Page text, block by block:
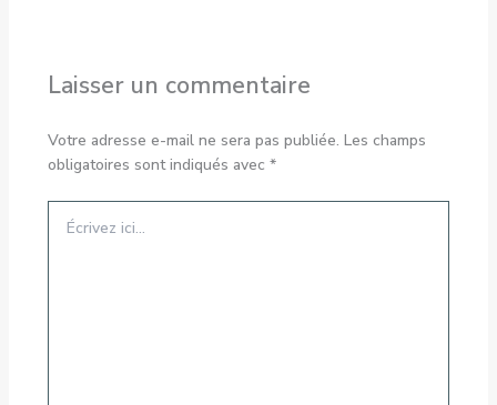
Laisser un commentaire
Votre adresse e-mail ne sera pas publiée. Les champs
obligatoires sont indiqués avec *
ici…